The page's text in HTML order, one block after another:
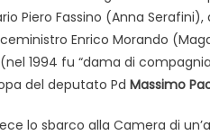
Piero Fassino (Anna
Enrico Morando
1994 fu “dama di
del deputato Pd Massimo
lo sbarco alla Camera di